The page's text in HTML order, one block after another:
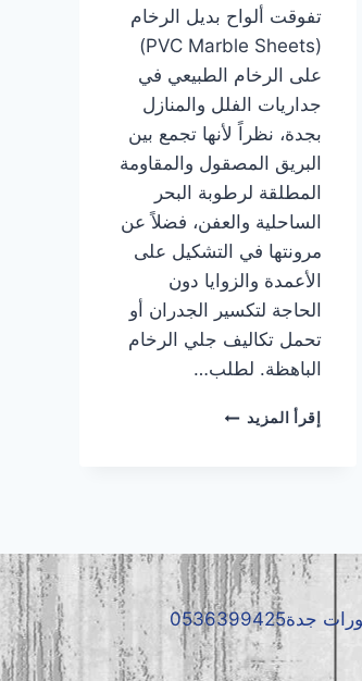
تفوقت ألواح بديل الرخام
(PVC Marble Sheets)
على الرخام الطبيعي في
جداريات الفلل والمنازل
بجدة، نظراً لأنها تجمع بين
البريق المصقول والمقاومة
المطلقة لرطوبة البحر
الساحلية والعفن، فضلاً عن
مرونتها في التشكيل على
الأعمدة والزوايا دون
الحاجة لتكسير الجدران أو
تحمل تكاليف جلي الرخام
الباهظة. لطلب…
إقرأ المزيد تركيب
بديل
الرخام
جده
|
بديل
الرخام